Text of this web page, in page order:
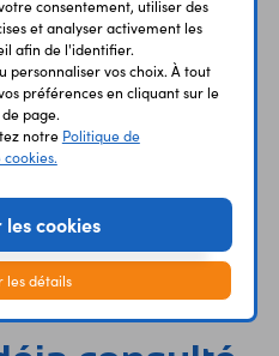
consentement, utiliser des
et analyser activement les
afin de l'identifier.
personnaliser vos choix. À tout
préférences en cliquant sur le
page.
notre Politique de
cookies
les détails